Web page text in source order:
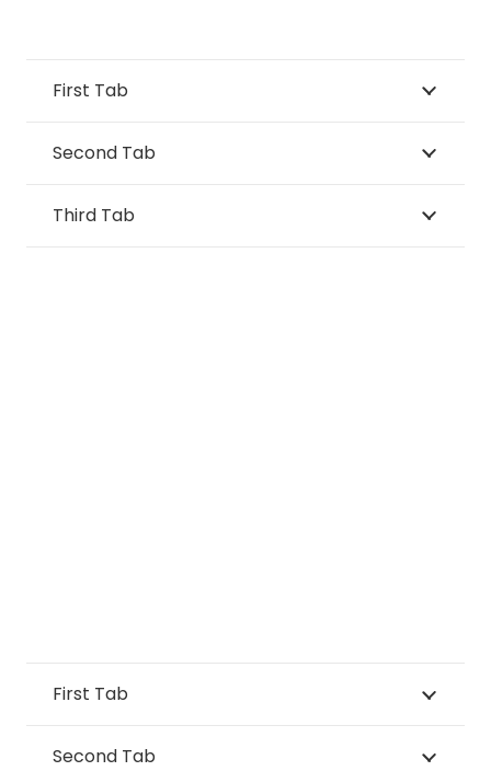
First Tab
Second Tab
Third Tab
First Tab
Second Tab